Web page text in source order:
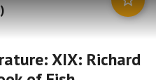
)
XIX: Richard